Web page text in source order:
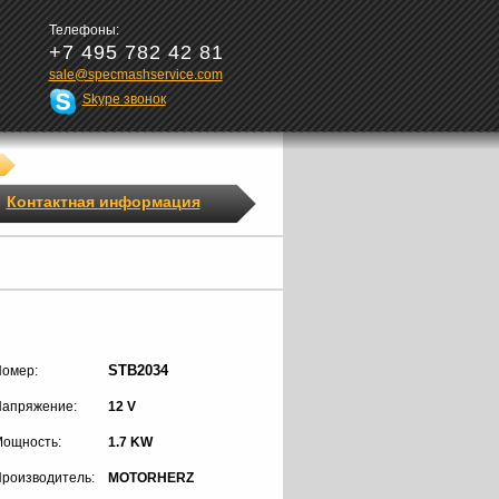
Телефоны:
+7 495 782 42 81
sale@specmashservice.com
Skype звонок
Контактная информация
STB2034
12 V
1.7 KW
MOTORHERZ